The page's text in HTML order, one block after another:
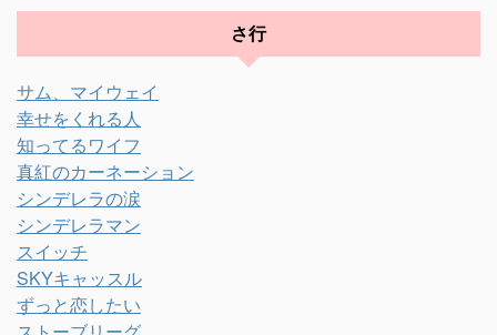
さ行
サム、マイウェイ
幸せをくれる人
知ってるワイフ
真紅のカーネーション
シンデレラの涙
シンデレラマン
スイッチ
SKYキャッスル
ずっと恋したい